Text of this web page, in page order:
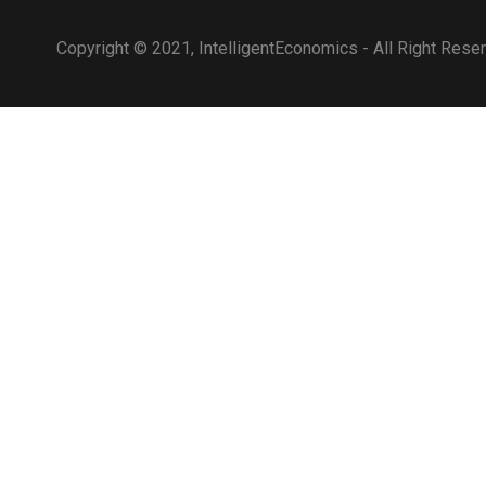
Copyright © 2021, IntelligentEconomics - All Right